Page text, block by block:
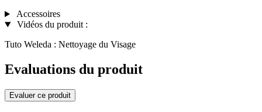
Accessoires
Vidéos du produit :
Tuto Weleda : Nettoyage du Visage
Evaluations du produit
Evaluer ce produit